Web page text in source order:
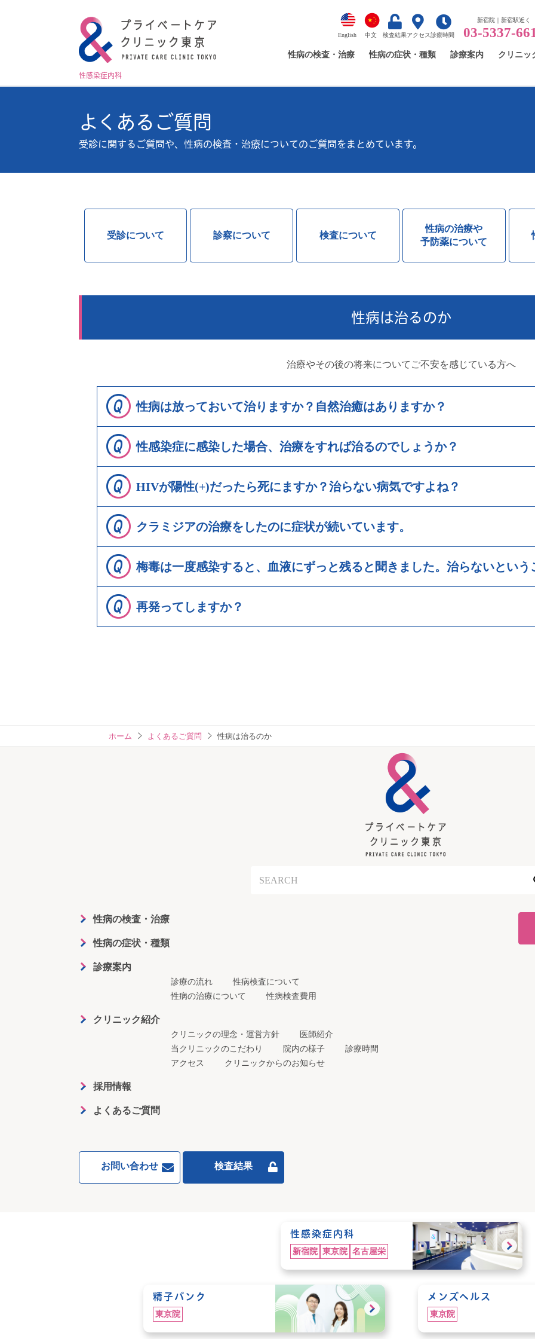
English 中文 検査結果アクセス診療時間
新宿院｜新宿駅近く
03-5337-
性病の検査・治療 性病の症状・種類 診療案内 クリニッ
性感染症内科
よくあるご質問
受診に関するご質問や、性病の検査・治療についてのご質問をまとめています。
受診について 診察について 検査について
性病の治療や
予防薬について
性病は治るのか
治療やその後の将来についてご不安を感じている方へ
性病は放っておいて治りますか？自然治癒はありますか？
性感染症に感染した場合、治療をすれば治るのでしょうか？
HIVが陽性(+)だったら死にますか？治らない病気ですよね？
クラミジアの治療をしたのに症状が続いています。
梅毒は一度感染すると、血液にずっと残ると聞きました。治らないという
再発ってしますか？
ホーム よくあるご質問 性病は治るのか
性病の検査・治療
性病の症状・種類
診療案内
診療の流れ
性病検査について
性病の治療について
性病検査費用
クリニック紹介
クリニックの理念・運営方針
医師紹介
当クリニックのこだわり
院内の様子
診療時間
アクセス
クリニックからのお知らせ
採用情報
よくあるご質問
お問い合わせ 検査結果
性感染症内科
新宿院 東京院 名古屋栄
精子バンク
東京院
メンズヘルス
東京院